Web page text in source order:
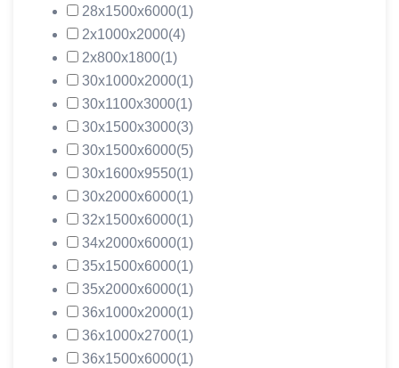
28х1500х6000(1)
2х1000х2000(4)
2х800х1800(1)
30х1000х2000(1)
30х1100х3000(1)
30х1500х3000(3)
30х1500х6000(5)
30х1600х9550(1)
30х2000х6000(1)
32х1500х6000(1)
34х2000х6000(1)
35х1500х6000(1)
35х2000х6000(1)
36х1000х2000(1)
36х1000х2700(1)
36х1500х6000(1)